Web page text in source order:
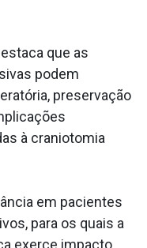
que as
podem
preservação
à craniotomia
em pacientes
para os quais a
exerce impacto